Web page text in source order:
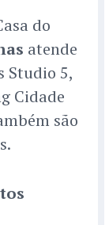
do
atende
Studio 5,
Cidade
são